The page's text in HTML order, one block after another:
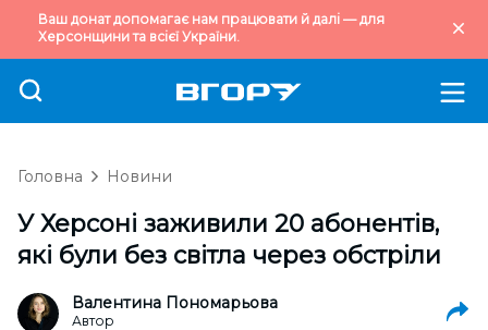
Ваш донат допомагає нам працювати й далі — для
Херсонщини та всієї України.
Головна Новини
У Херсоні заживили 20 абонентів,
які були без світла через обстріли
Валентина Пономарьова
Автор